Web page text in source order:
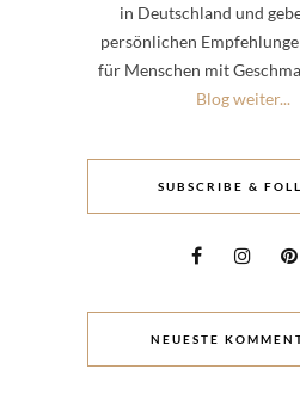
in Deutschland und
persönlichen
für Menschen mit
Blog weiter...
SUBSCRIBE &
NEUESTE